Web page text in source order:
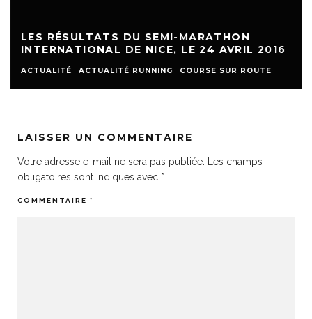
LES RÉSULTATS DU SEMI-MARATHON
INTERNATIONAL DE NICE, LE 24 AVRIL 2016
ACTUALITÉ ACTUALITÉ RUNNING COURSE SUR ROUTE
LAISSER UN COMMENTAIRE
Votre adresse e-mail ne sera pas publiée.
Les champs
obligatoires sont indiqués avec *
COMMENTAIRE *